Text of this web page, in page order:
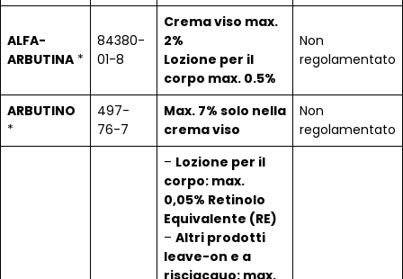
ALFA-
ARBUTINA *
84380-
01-8
Crema viso max.
2%
Lozione per il
corpo max. 0.5%
Non
regolamentato
ARBUTINO
*
497-
76-7
Max. 7% solo nella
crema viso
Non
regolamentato
– Lozione per il
corpo: max.
0,05% Retinolo
Equivalente (RE)
– Altri prodotti
leave-on e a